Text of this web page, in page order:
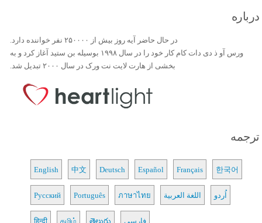
درباره
در حال حاضر آیه روز بیش از ۲۵۰۰۰۰ نفر خواننده دارد.
ورس آو ذ دی دات کام کار خود را در سال ۱۹۹۸ بوسیله بن ستید آغاز کرد و به
بخشی از هارت لایت نت ورک در سال ۲۰۰۰ تبدیل شد.
ترجمه
English 中文 Deutsch Español Français 한국어
Русский Português ภาษาไทย اللغة العربية اُردو
हिन्दी தமிழ் తెలుగు فارسی